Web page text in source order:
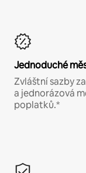
Jednoduché
Zvláštní sazby
a jednorázová
poplatků.*